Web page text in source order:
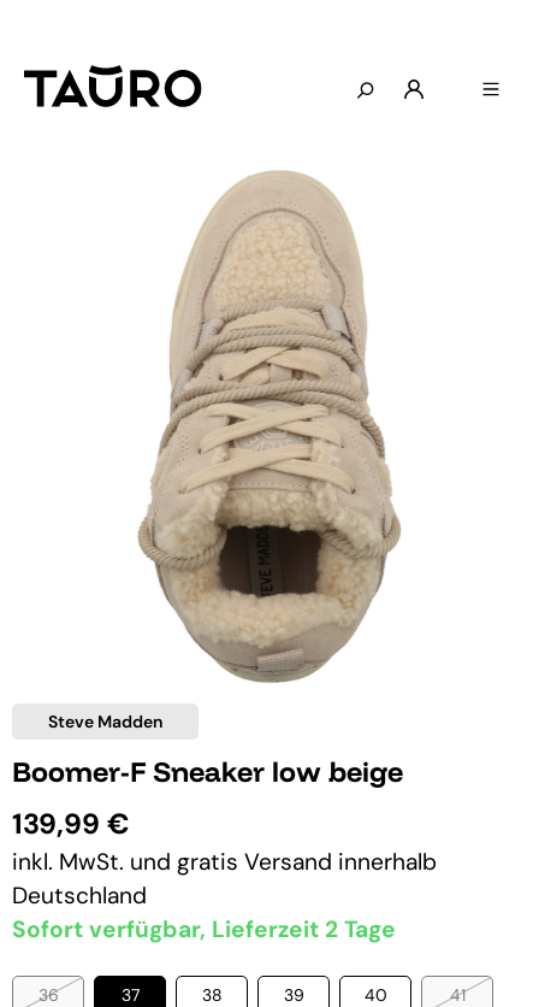
Steve Madden
Boomer-F Sneaker low beige
139,99 €
inkl. MwSt. und gratis Versand innerhalb
Deutschland
Sofort verfügbar, Lieferzeit 2 Tage
36 37 38 39 40 41